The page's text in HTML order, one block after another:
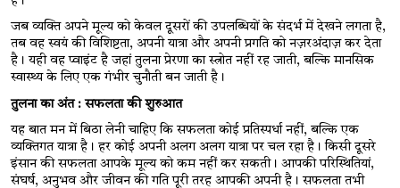
जब व्यक्ति अपने मूल्य को केवल दूसरों की उपलब्धियों के संदर्भ में देखने लगता है,
तब वह स्वयं की विशिष्टता, अपनी यात्रा और अपनी प्रगति को नज़रअंदाज़ कर देता
है। यही वह प्वाइंट है जहां तुलना प्रेरणा का स्त्रोत नहीं रह जाती, बल्कि मानसिक
स्वास्थ्य के लिए एक गंभीर चुनौती बन जाती है।
तुलना का अंत : सफलता की शुरुआत
यह बात मन में बिठा लेनी चाहिए कि सफलता कोई प्रतिस्पर्धा नहीं, बल्कि एक
व्यक्तिगत यात्रा है। हर कोई अपनी अलग अलग यात्रा पर चल रहा है। किसी दूसरे
इंसान की सफलता आपके मूल्य को कम नहीं कर सकती। आपकी परिस्थितियां,
संघर्ष, अनुभव और जीवन की गति पूरी तरह आपकी अपनी है। सफलता तभी